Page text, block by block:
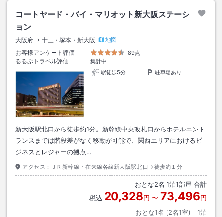
コートヤード・バイ・マリオット新大阪ステーシ
ョン
大阪府 十三・塚本・新大阪
地図
お客様アンケート評価
89点
るるぶトラベル評価
集計中
駅徒歩5分
駐車場あり
新大阪駅北口から徒歩約1分。新幹線中央改札口からホテルエント
ランスまでは階段差がなく移動が可能で、関西エリアにおけるビ
ジネスとレジャーの拠点…
アクセス： ＪＲ新幹線・在来線各線新大阪駅北口→徒歩約１分
おとな2名 1泊1部屋 合計
税込 20,328円 〜 73,496円
おとな1名 (2名1室)｜ 1泊